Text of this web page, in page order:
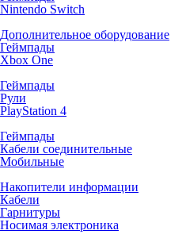
Nintendo Switch
Дополнительное оборудование
Геймпады
Xbox One
Геймпады
Рули
PlayStation 4
Геймпады
Кабели соединительные
Мобильные
Накопители информации
Кабели
Гарнитуры
Носимая электроника